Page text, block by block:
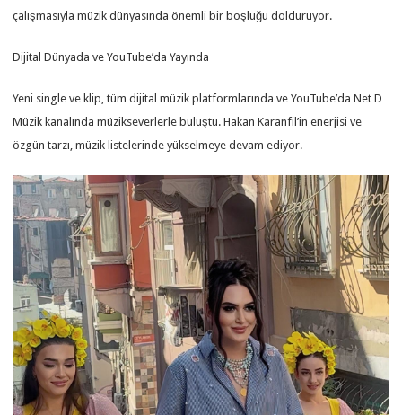
çalışmasıyla müzik dünyasında önemli bir boşluğu dolduruyor.
Dijital Dünyada ve YouTube’da Yayında
Yeni single ve klip, tüm dijital müzik platformlarında ve YouTube’da Net D
Müzik kanalında müzikseverlerle buluştu. Hakan Karanfil’in enerjisi ve
özgün tarzı, müzik listelerinde yükselmeye devam ediyor.